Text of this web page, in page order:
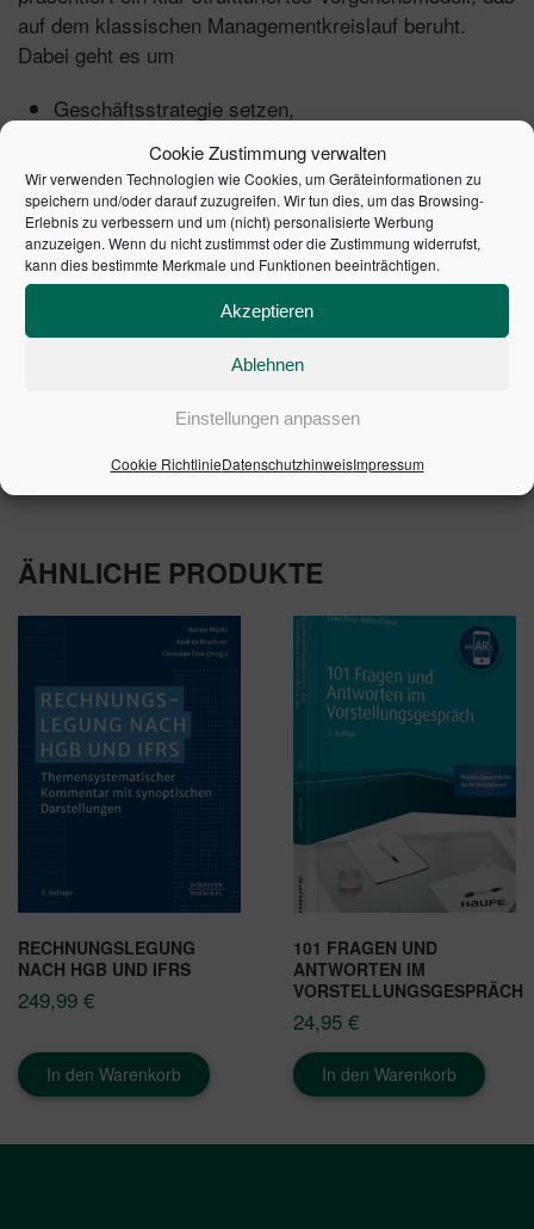
Cookie Zustimmung verwalten
Wir verwenden Technologien wie Cookies, um Geräteinformationen zu
speichern und/oder darauf zuzugreifen. Wir tun dies, um das Browsing-
Erlebnis zu verbessern und um (nicht) personalisierte Werbung
anzuzeigen. Wenn du nicht zustimmst oder die Zustimmung widerrufst,
kann dies bestimmte Merkmale und Funktionen beeinträchtigen.
Akzeptieren
Ablehnen
Einstellungen anpassen
Cookie RichtlinieDatenschutzhinweisImpressum
auf dem klassischen Managementkreislauf beruht.
Dabei geht es um
Geschäftsstrategie setzen,
Geschäftsprozesse sowie Geschäftsanforderungen
erheben,
Geschäftsarchitektur optimieren und
Geschäftserfolg bewerten.
Für jede Phase werden die für die Praxis wichtigsten
Konzepte, Methoden und Instrumente vorgestellt und
vieler Anwendungsbeispiele
1. Auflage 2016 | Artikelnummer: 20378-0001 | ISBN:
9783791033082
ÄHNLICHE PRODUKTE
RECHNUNGSLEGUNG
NACH HGB UND IFRS
249,99 €
In den Warenkorb
101 FRAGEN UND
ANTWORTEN IM
VORSTELLUNGSGESPRÄCH
24,95 €
In den Warenkorb